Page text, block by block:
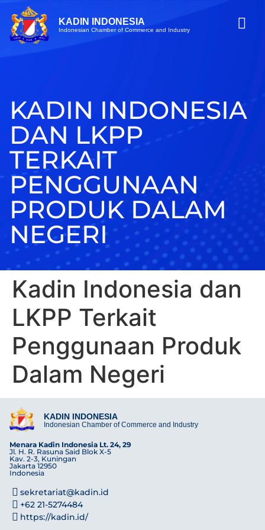
KADIN INDONESIA
Indonesian Chamber of Commerce and Industry
KADIN INDONESIA
DAN LKPP
TERKAIT
PENGGUNAAN
PRODUK DALAM
NEGERI
Kadin Indonesia dan
LKPP Terkait
Penggunaan Produk
Dalam Negeri
KADIN INDONESIA
Indonesian Chamber of Commerce and Industry
Menara Kadin Indonesia Lt. 24, 29
Jl. H. R. Rasuna Said Blok X-5
Kav. 2-3, Kuningan
Jakarta 12950
Indonesia
sekretariat@kadin.id
+62 21-5274484
https://kadin.id/